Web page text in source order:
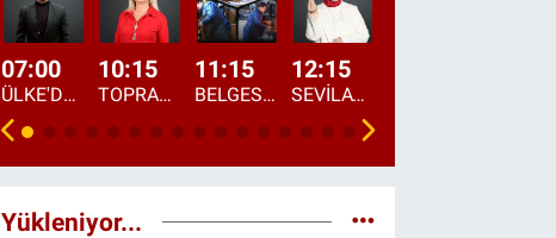
07:00
ÜLKE'DE BU SABAH
10:15
TOPRAKTAN SOFRAYA
11:15
BELGESEL: "ÜLKE'NİN ALIN TERİ"
12:15
SEVİLAY SUNGUR İLE ELİMİN BEREKETİ
Yükleniyor...